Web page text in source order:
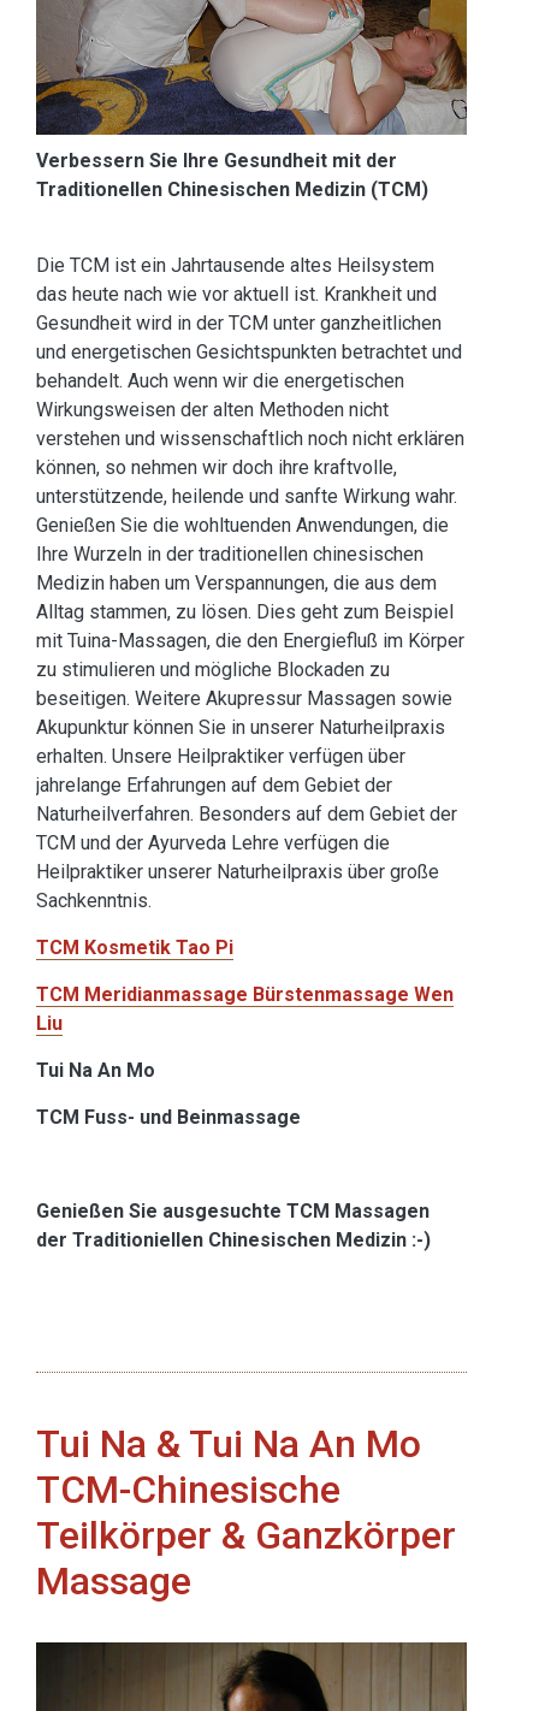
Verbessern Sie Ihre Gesundheit mit der
Traditionellen Chinesischen Medizin (TCM)
Die TCM ist ein Jahrtausende altes Heilsystem
das heute nach wie vor aktuell ist. Krankheit und
Gesundheit wird in der TCM unter ganzheitlichen
und energetischen Gesichtspunkten betrachtet und
behandelt. Auch wenn wir die energetischen
Wirkungsweisen der alten Methoden nicht
verstehen und wissenschaftlich noch nicht erklären
können, so nehmen wir doch ihre kraftvolle,
unterstützende, heilende und sanfte Wirkung wahr.
Genießen Sie die wohltuenden Anwendungen, die
Ihre Wurzeln in der traditionellen chinesischen
Medizin haben um Verspannungen, die aus dem
Alltag stammen, zu lösen. Dies geht zum Beispiel
mit Tuina-Massagen, die den Energiefluß im Körper
zu stimulieren und mögliche Blockaden zu
beseitigen. Weitere Akupressur Massagen sowie
Akupunktur können Sie in unserer Naturheilpraxis
erhalten. Unsere Heilpraktiker verfügen über
jahrelange Erfahrungen auf dem Gebiet der
Naturheilverfahren. Besonders auf dem Gebiet der
TCM und der Ayurveda Lehre verfügen die
Heilpraktiker unserer Naturheilpraxis über große
Sachkenntnis.
TCM Kosmetik Tao Pi
TCM Meridianmassage Bürstenmassage Wen
Liu
Tui Na An Mo
TCM Fuss- und Beinmassage
Genießen Sie ausgesuchte TCM Massagen
der Traditioniellen Chinesischen Medizin :-)
Tui Na & Tui Na An Mo
TCM-Chinesische
Teilkörper & Ganzkörper
Massage